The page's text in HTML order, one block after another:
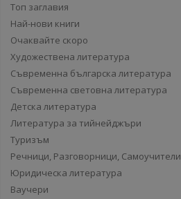
Топ заглавия
Най-нови книги
Очаквайте скоро
Художествена литература
Съвременна българска литература
Съвременна световна литература
Детска литература
Литература за тийнейджъри
Туризъм
Речници, Разговорници, Самоучители
Юридическа литература
Ваучери